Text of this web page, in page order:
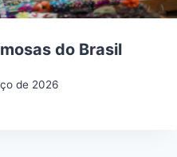
do Brasil
de 2026